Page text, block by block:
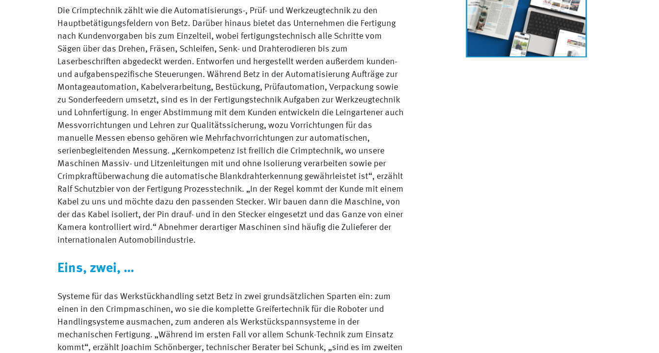
Die Crimptechnik zählt wie die Automatisierungs-, Prüf- und Werkzeugtechnik zu den
Hauptbetätigungsfeldern von Betz. Darüber hinaus bietet das Unternehmen die Fertigung
nach Kundenvorgaben bis zum Einzelteil, wobei fertigungstechnisch alle Schritte vom
Sägen über das Drehen, Fräsen, Schleifen, Senk- und Drahterodieren bis zum
Laserbeschriften abgedeckt werden. Entworfen und hergestellt werden außerdem kunden-
und aufgabenspezifische Steuerungen. Während Betz in der Automatisierung Aufträge zur
Montageautomation, Kabelverarbeitung, Bestückung, Prüfautomation, Verpackung sowie
zu Sonderfeedern umsetzt, sind es in der Fertigungstechnik Aufgaben zur Werkzeugtechnik
und Lohnfertigung. In enger Abstimmung mit dem Kunden entwickeln die Leingartener auch
Messvorrichtungen und Lehren zur Qualitätssicherung, wozu Vorrichtungen für das
manuelle Messen ebenso gehören wie Mehrfachvorrichtungen zur automatischen,
serienbegleitenden Messung. „Kernkompetenz ist freilich die Crimptechnik, wo unsere
Maschinen Massiv- und Litzenleitungen mit und ohne Isolierung verarbeiten sowie per
Crimpkraftüberwachung die automatische Blankdrahterkennung gewährleistet ist“, erzählt
Ralf Schutzbier von der Fertigung Prozesstechnik. „In der Regel kommt der Kunde mit einem
Kabel zu uns und möchte dazu den passenden Stecker. Wir bauen dann die Maschine, von
der das Kabel isoliert, der Pin drauf- und in den Stecker eingesetzt und das Ganze von einer
Kamera kontrolliert wird.“ Abnehmer derartiger Maschinen sind häufig die Zulieferer der
internationalen Automobilindustrie.
Eins, zwei, …
Systeme für das Werkstückhandling setzt Betz in zwei grundsätzlichen Sparten ein: zum
einen in den Crimpmaschinen, wo sie die komplette Greifertechnik für die Roboter und
Handlingsysteme ausmachen, zum anderen als Werkstückspannsysteme in der
mechanischen Fertigung. „Während im ersten Fall vor allem Schunk-Technik zum Einsatz
kommt“, erzählt Joachim Schönberger, technischer Berater bei Schunk, „sind es im zweiten